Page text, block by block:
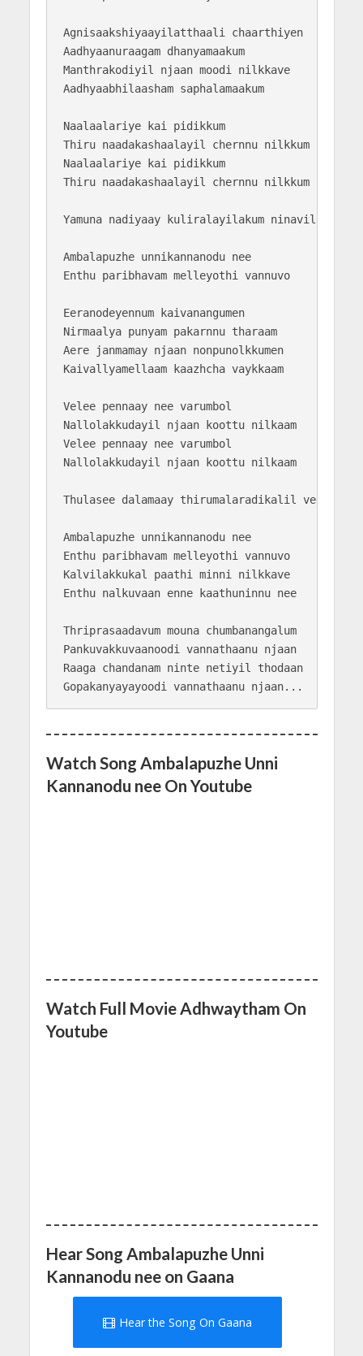
Agnisaakshiyaayilatthaali chaarthiyen
Aadhyaanuraagam dhanyamaakum
Manthrakodiyil njaan moodi nilkkave
Aadhyaabhilaasham saphalamaakum
Naalaalariye kai pidikkum
Thiru naadakashaalayil chernnu nilkkum
Naalaalariye kai pidikkum
Thiru naadakashaalayil chernnu nilkkum
Yamuna nadiyaay kuliralayilakum ninavil
Ambalapuzhe unnikannanodu nee
Enthu paribhavam melleyothi vannuvo
Eeranodeyennum kaivanangumen
Nirmaalya punyam pakarnnu tharaam
Aere janmamay njaan nonpunolkkumen
Kaivallyamellaam kaazhcha vaykkaam
Velee pennaay nee varumbol
Nallolakkudayil njaan koottu nilkaam
Velee pennaay nee varumbol
Nallolakkudayil njaan koottu nilkaam
Thulasee dalamaay thirumalaradikalil veenen
Ambalapuzhe unnikannanodu nee
Enthu paribhavam melleyothi vannuvo
Kalvilakkukal paathi minni nilkkave
Enthu nalkuvaan enne kaathuninnu nee
Thriprasaadavum mouna chumbanangalum
Pankuvakkuvaanoodi vannathaanu njaan
Raaga chandanam ninte netiyil thodaan
Watch Song Ambalapuzhe Unni
Kannanodu nee On Youtube
Watch Full Movie Adhwaytham On
Youtube
Hear Song Ambalapuzhe Unni
Kannanodu nee on Gaana
Hear the Song On Gaana